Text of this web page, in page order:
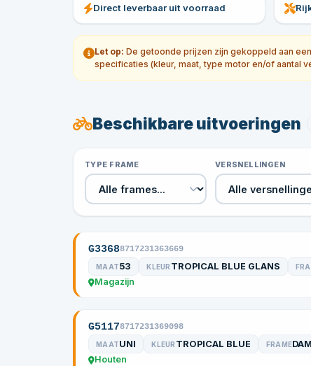
Direct leverbaar uit voorraad
Let op: De getoonde prijzen zijn gekoppeld aan
specificaties (kleur, maat, type motor en/of aantal
Beschikbare uitvoeringen
TYPE FRAME VERSNELLINGEN
G33688717231363669
MAAT53 KLEUR TROPICAL BLUE GLANS
Magazijn
G51178717231369098
MAATUNI KLEUR TROPICAL BLUE FRAME
Houten